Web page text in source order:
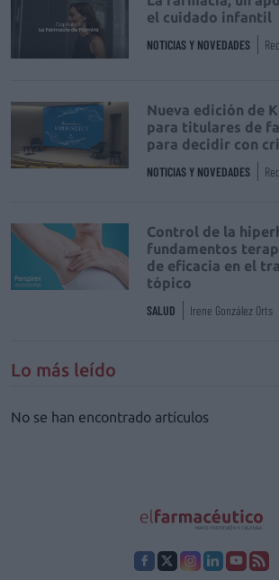
el cuidado infantil
NOTICIAS Y NOVEDADES
Nueva edición de
para titulares de
para decidir con
NOTICIAS Y NOVEDADES
Control de la
fundamentos
de eficacia en el
tópico
SALUD Irene González Orts
Lo más leído
No se han encontrado artículos